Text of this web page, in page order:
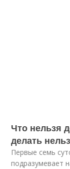
Что нельзя
делать
Первые семь
подразумевает